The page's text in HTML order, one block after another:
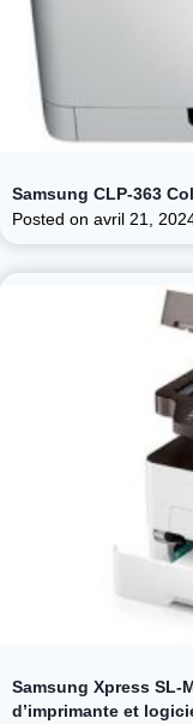
Samsung CLP-363
Posted on avril 21,
Samsung Xpress SL-
d’imprimante et